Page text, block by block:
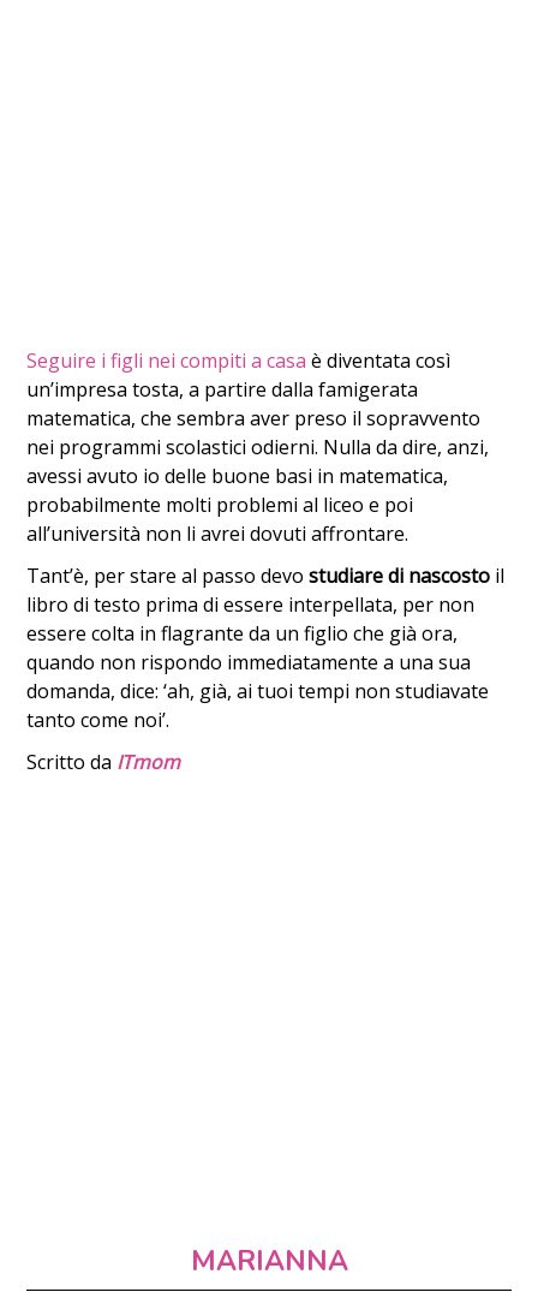
Seguire i figli nei compiti a casa è diventata così
un’impresa tosta, a partire dalla famigerata
matematica, che sembra aver preso il sopravvento
nei programmi scolastici odierni. Nulla da dire, anzi,
avessi avuto io delle buone basi in matematica,
probabilmente molti problemi al liceo e poi
all’università non li avrei dovuti affrontare.
Tant’è, per stare al passo devostudiare di nascosto il
libro di testo prima di essere interpellata, per non
essere colta in flagrante da un figlio che già ora,
quando non rispondo immediatamente a una sua
domanda, dice: ‘ah, già, ai tuoi tempi non studiavate
tanto come noi’.
Scritto da ITmom
MARIANNA